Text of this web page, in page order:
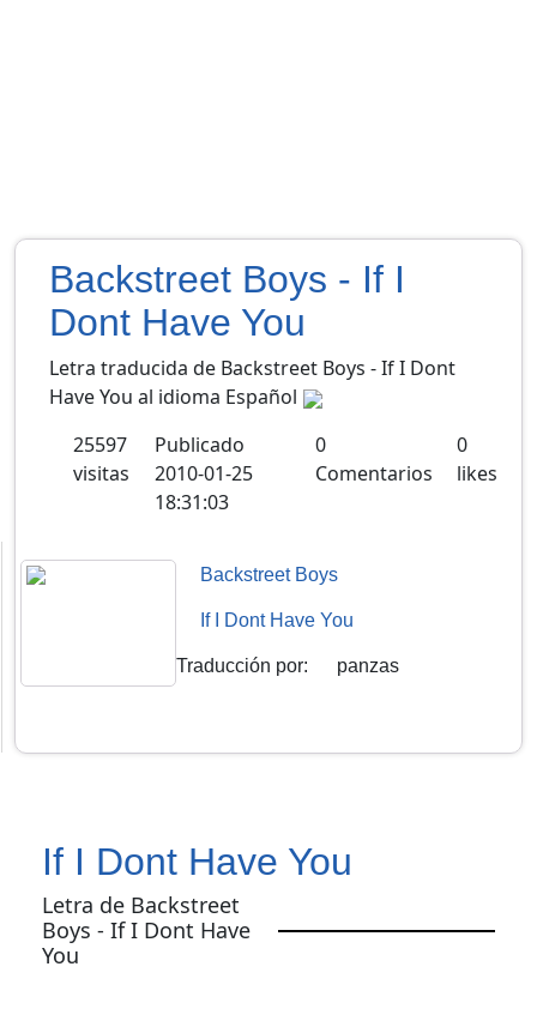
Backstreet Boys - If I
Dont Have You
Letra traducida de Backstreet Boys - If I Dont
Have You al idioma Español
25597
visitas
Publicado
2010-01-25
18:31:03
0
Comentarios
0
likes
Backstreet Boys
If I Dont Have You
Traducción por: panzas
If I Dont Have You
Letra de Backstreet
Boys - If I Dont Have
You